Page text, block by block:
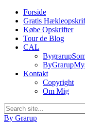
Forside
Gratis
Købe Opskrifter
Tour de Blog
CAL
Kontakt
Copyright
Om Mig
By Grarup